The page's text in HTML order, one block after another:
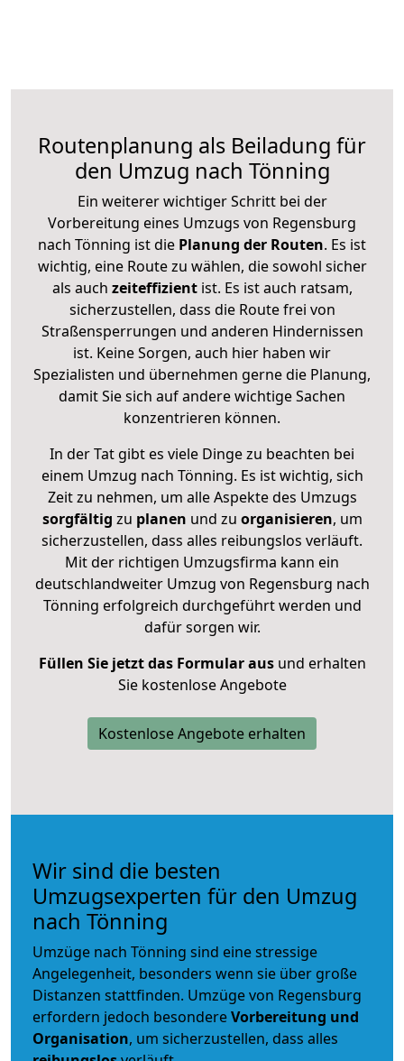
Routenplanung als Beiladung für
den Umzug nach Tönning
Ein weiterer wichtiger Schritt bei der
Vorbereitung eines Umzugs von Regensburg
nach Tönning ist die Planung der Routen. Es ist
wichtig, eine Route zu wählen, die sowohl sicher
als auch zeiteffizientist. Es ist auch ratsam,
sicherzustellen, dass die Route frei von
Straßensperrungen und anderen Hindernissen
ist. Keine Sorgen, auch hier haben wir
Spezialisten und übernehmen gerne die Planung,
damit Sie sich auf andere wichtige Sachen
konzentrieren können.
In der Tat gibt es viele Dinge zu beachten bei
einem Umzug nach Tönning. Es ist wichtig, sich
Zeit zu nehmen, um alle Aspekte des Umzugs
sorgfältig zu planen und zu organisieren, um
sicherzustellen, dass alles reibungslos verläuft.
Mit der richtigen Umzugsfirma kann ein
deutschlandweiter Umzug von Regensburg nach
Tönning erfolgreich durchgeführt werden und
dafür sorgen wir.
Füllen Sie jetzt das Formular ausund erhalten
Sie kostenlose Angebote
Kostenlose Angebote erhalten
Wir sind die besten
Umzugsexperten für den Umzug
nach Tönning
Umzüge nach Tönning sind eine stressige
Angelegenheit, besonders wenn sie über große
Distanzen stattfinden. Umzüge von Regensburg
erfordern jedoch besondereVorbereitung und
Organisation, um sicherzustellen, dass alles